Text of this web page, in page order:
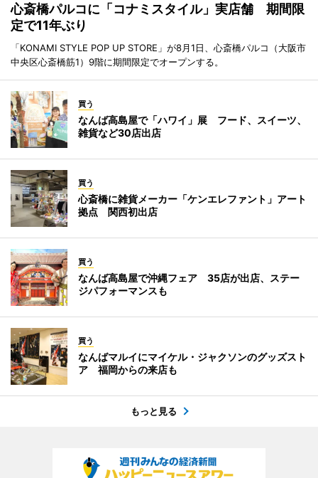
心斎橋パルコに「コナミスタイル」実店舗 期間限
定で11年ぶり
「KONAMI STYLE POP UP STORE」が8月1日、心斎橋パルコ（大阪市
中央区心斎橋筋1）9階に期間限定でオープンする。
買う
なんば高島屋で「ハワイ」展 フード、スイーツ、
雑貨など30店出店
買う
心斎橋に雑貨メーカー「ケンエレファント」アート
拠点 関西初出店
買う
なんば高島屋で沖縄フェア 35店が出店、ステー
ジパフォーマンスも
買う
なんばマルイにマイケル・ジャクソンのグッズスト
ア 福岡からの来店も
もっと見る